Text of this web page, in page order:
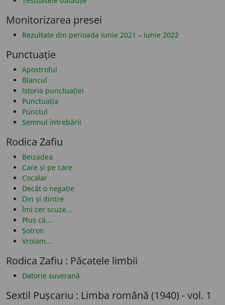
Monitorizarea presei
Rezultate din perioada iunie 2021 – iunie 2022
Punctuație
Apostroful
Blancul
Istoria punctuației
Punctuația
Punctul
Semnul întrebării
Rodica Zafiu
Beizadea
Care și pe care
Cocalar
Decât o negație
Din și dintre
Îmi cer scuze...
Plus că...
Șotron
Vroiam...
Rodica Zafiu : Păcatele limbii
Datorie suverană
Sextil Pușcariu : Limba română (1940) - vol. 1